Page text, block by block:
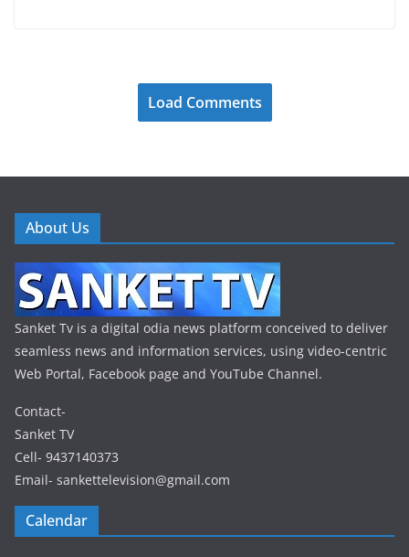
Load Comments
About Us
Sanket Tv is a digital odia news platform conceived to deliver
seamless news and information services, using video-centric
Web Portal, Facebook page and YouTube Channel.
Contact-
Sanket TV
Cell- 9437140373
Email- sankettelevision@gmail.com
Calendar